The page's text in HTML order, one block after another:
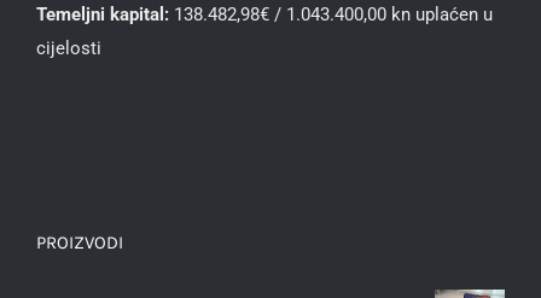
Temeljni kapital: 138.482,98€ / 1.043.400,00 kn uplaćen u
cijelosti
PROIZVODI